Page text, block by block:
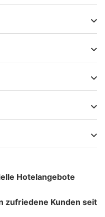
Hotelangebote
zufriedene Kunden seit